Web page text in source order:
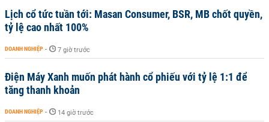
Lịch cổ tức tuần tới: Masan Consumer, BSR, MB chốt quyền,
tỷ lệ cao nhất 100%
DOANH NGHIỆP - 7 giờ trước
Điện Máy Xanh muốn phát hành cổ phiếu với tỷ lệ 1:1 để
tăng thanh khoản
DOANH NGHIỆP - 14 giờ trước